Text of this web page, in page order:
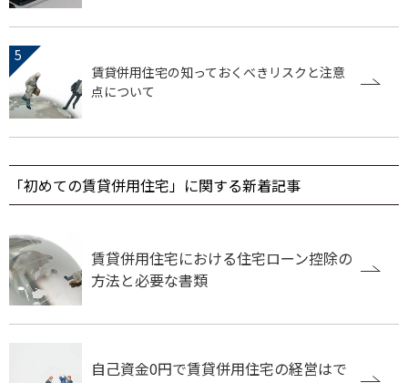
賃貸併用住宅の知っておくべきリスクと注意
点について
「初めての賃貸併用住宅」に関する新着記事
賃貸併用住宅における住宅ローン控除の
方法と必要な書類
自己資金0円で賃貸併用住宅の経営はで